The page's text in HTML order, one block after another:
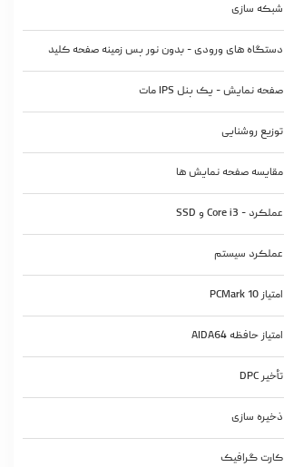
شبکه سازی
دستگاه های ورودی - بدون نور پس زمینه صفحه کلید
صفحه نمایش - یک پنل IPS مات
توزیع روشنایی
مقایسه صفحه نمایش ها
عملکرد - Core i3 و SSD
عملکرد سیستم
امتیاز PCMark 10
امتیاز حافظه AIDA64
تأخیر DPC
ذخیره سازی
کارت گرافیک